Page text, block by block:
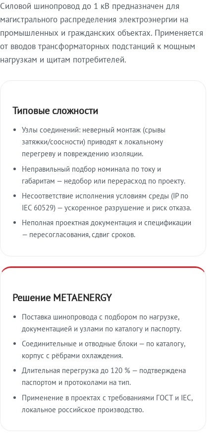
Силовой шинопровод до 1 кВ предназначен для
магистрального распределения электроэнергии на
промышленных и гражданских объектах. Применяется
от вводов трансформаторных подстанций к мощным
нагрузкам и щитам потребителей.
Типовые сложности
Узлы соединений: неверный монтаж (срывы
затяжки/соосности) приводят к локальному
перегреву и повреждению изоляции.
Неправильный подбор номинала по току и
габаритам — недобор или перерасход по проекту.
Несоответствие исполнения условиям среды (IP по
IEC 60529) — ускоренное разрушение и риск отказа.
Неполная проектная документация и спецификации
— пересогласования, сдвиг сроков.
Решение METAENERGY
Поставка шинопровода с подбором по нагрузке,
документацией и узлами по каталогу и паспорту.
Соединительные и отводные блоки — по каталогу,
корпус с рёбрами охлаждения.
Длительная перегрузка до 120 % — подтверждена
паспортом и протоколами на тип.
Применение в проектах с требованиями ГОСТ и IEC,
локальное российское производство.